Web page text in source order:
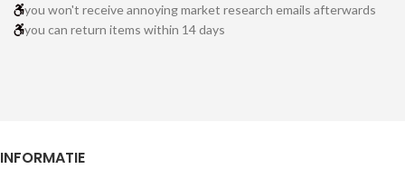
you won't receive annoying market research emails afterwards
you can return items within 14 days
INFORMATIE